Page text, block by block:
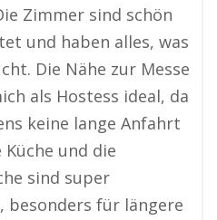
Zimmer sind schön
und haben alles, was
Die Nähe zur Messe
als Hostess ideal, da
keine lange Anfahrt
Küche und die
sind super
besonders für längere